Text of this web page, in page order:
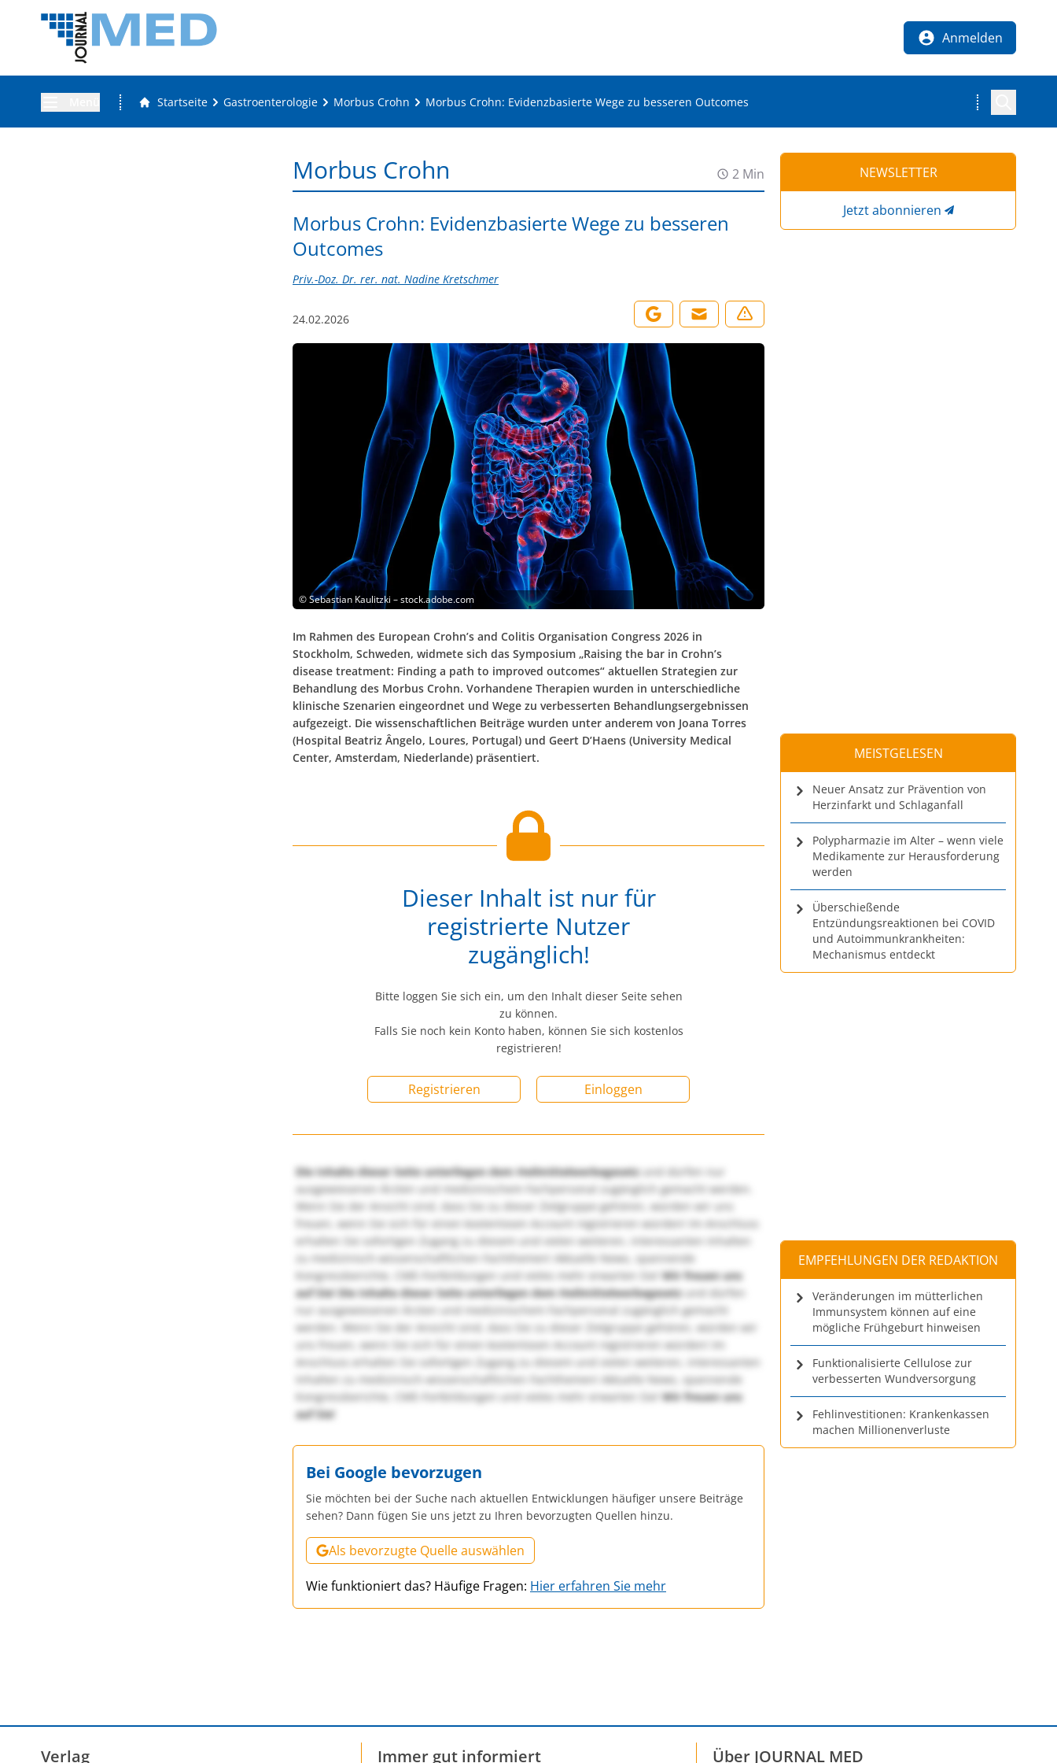
Anmelden
Startseite Gastroenterologie Morbus Crohn Morbus Crohn: Evidenzbasierte Wege zu besseren Outcomes
Morbus Crohn 2 Min
Morbus Crohn: Evidenzbasierte Wege zu besseren
Outcomes
Priv.-Doz. Dr. rer. nat. Nadine Kretschmer
24.02.2026
©Sebastian Kaulitzki – stock.adobe.com
Im Rahmen des European Crohn’s and Colitis Organisation Congress 2026 in
Stockholm, Schweden, widmete sich das Symposium „Raising the bar in Crohn’s
disease treatment: Finding a path to improved outcomes“ aktuellen Strategien zur
Behandlung des Morbus Crohn. Vorhandene Therapien wurden in unterschiedliche
klinische Szenarien eingeordnet und Wege zu verbesserten Behandlungsergebnissen
aufgezeigt. Die wissenschaftlichen Beiträge wurden unter anderem von Joana Torres
(Hospital Beatriz Ângelo, Loures, Portugal) und Geert D’Haens (University Medical
Center, Amsterdam, Niederlande) präsentiert.
Dieser Inhalt ist nur für
registrierte Nutzer
zugänglich!
Bitte loggen Sie sich ein, um den Inhalt dieser Seite sehen
zu können.
Falls Sie noch kein Konto haben, können Sie sich kostenlos
registrieren!
Registrieren Einloggen
Die Inhalte dieser Seite unterliegen dem Heilmittelwerbegesetzund dürfen nur
ausgewiesenen Ärzten und medizinischem Fachpersonal zugänglich gemacht werden.
Wenn Sie der Ansicht sind, dass Sie zu dieser Zielgruppe gehören, würden wir uns
freuen, wenn Sie sich für einen kostenlosen Account registrieren würden! Im Anschluss
erhalten Sie sofortigen Zugang zu diesem und vielen weiteren, interessanten Inhalten
zu medizinisch-wissenschaftlichen Fachthemen! Aktuelle News, spannende
Kongressberichte, CME-Fortbildungen und vieles mehr erwarten Sie!Wir freuen uns
auf Sie! Die Inhalte dieser Seite unterliegen dem Heilmittelwerbegesetzund dürfen
nur ausgewiesenen Ärzten und medizinischem Fachpersonal zugänglich gemacht
werden. Wenn Sie der Ansicht sind, dass Sie zu dieser Zielgruppe gehören, würden wir
uns freuen, wenn Sie sich für einen kostenlosen Account registrieren würden! Im
Anschluss erhalten Sie sofortigen Zugang zu diesem und vielen weiteren, interessanten
Inhalten zu medizinisch-wissenschaftlichen Fachthemen! Aktuelle News, spannende
Kongressberichte, CME-Fortbildungen und vieles mehr erwarten Sie! Wir freuen uns
auf Sie!
Bei Google bevorzugen
Sie möchten bei der Suche nach aktuellen Entwicklungen häufiger unsere Beiträge
sehen? Dann fügen Sie uns jetzt zu Ihren bevorzugten Quellen hinzu.
Als bevorzugte Quelle auswählen
Wie funktioniert das? Häufige Fragen: Hier erfahren Sie mehr
NEWSLETTER
Jetzt abonnieren
MEISTGELESEN
Neuer Ansatz zur Prävention von
Herzinfarkt und Schlaganfall
Polypharmazie im Alter – wenn viele
Medikamente zur Herausforderung
werden
Überschießende
Entzündungsreaktionen bei COVID
und Autoimmunkrankheiten:
Mechanismus entdeckt
EMPFEHLUNGEN DER REDAKTION
Veränderungen im mütterlichen
Immunsystem können auf eine
mögliche Frühgeburt hinweisen
Funktionalisierte Cellulose zur
verbesserten Wundversorgung
Fehlinvestitionen: Krankenkassen
machen Millionenverluste
Verlag Immer gut informiert Über JOURNAL MED